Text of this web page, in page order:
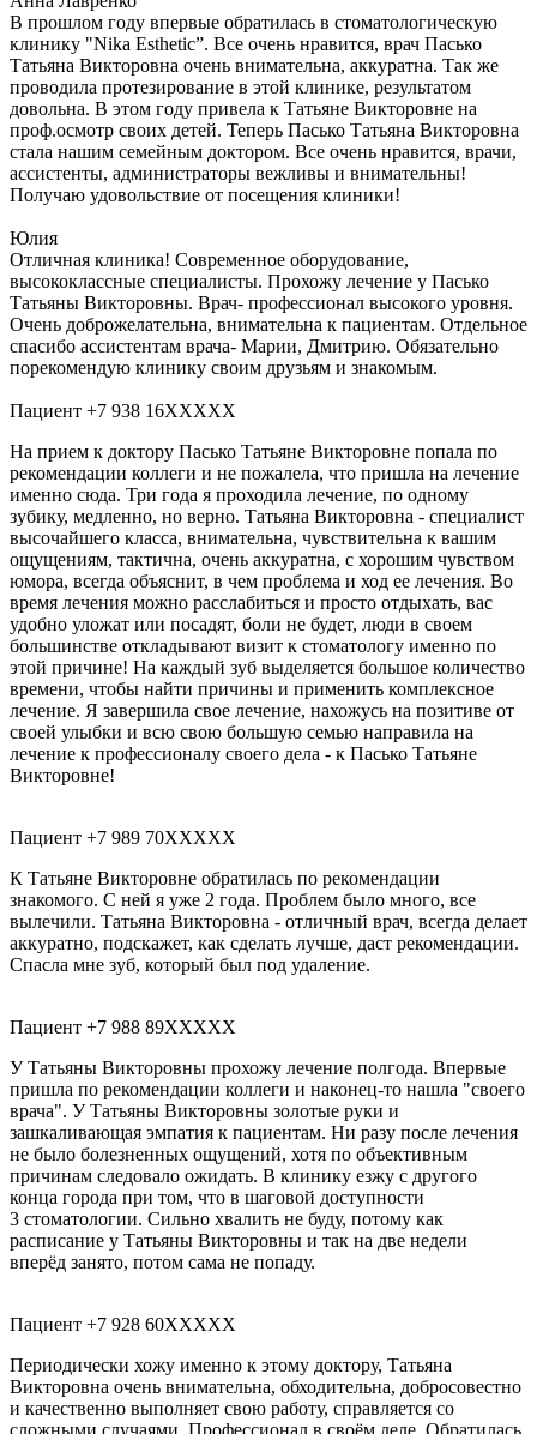
В прошлом году впервые обратилась в стоматологическую
клинику "Nika Esthetic”. Все очень нравится, врач Пасько
Татьяна Викторовна очень внимательна, аккуратна. Так же
проводила протезирование в этой клинике, результатом
довольна. В этом году привела к Татьяне Викторовне на
проф.осмотр своих детей. Теперь Пасько Татьяна Викторовна
стала нашим семейным доктором. Все очень нравится, врачи,
ассистенты, администраторы вежливы и внимательны!
Получаю удовольствие от посещения клиники!
Юлия
Отличная клиника! Современное оборудование,
высококлассные специалисты. Прохожу лечение у Пасько
Татьяны Викторовны. Врач- профессионал высокого уровня.
Очень доброжелательна, внимательна к пациентам. Отдельное
спасибо ассистентам врача- Марии, Дмитрию. Обязательно
порекомендую клинику своим друзьям и знакомым.
Пациент +7 938 16XXXXX
На прием к доктору Пасько Татьяне Викторовне попала по
рекомендации коллеги и не пожалела, что пришла на лечение
именно сюда. Три года я проходила лечение, по одному
зубику, медленно, но верно. Татьяна Викторовна - специалист
высочайшего класса, внимательна, чувствительна к вашим
ощущениям, тактична, очень аккуратна, с хорошим чувством
юмора, всегда объяснит, в чем проблема и ход ее лечения. Во
время лечения можно расслабиться и просто отдыхать, вас
удобно уложат или посадят, боли не будет, люди в своем
большинстве откладывают визит к стоматологу именно по
этой причине! На каждый зуб выделяется большое количество
времени, чтобы найти причины и применить комплексное
лечение. Я завершила свое лечение, нахожусь на позитиве от
своей улыбки и всю свою большую семью направила на
лечение к профессионалу своего дела - к Пасько Татьяне
Викторовне!
Пациент +7 989 70XXXXX
К Татьяне Викторовне обратилась по рекомендации
знакомого. С ней я уже 2 года. Проблем было много, все
вылечили. Татьяна Викторовна - отличный врач, всегда делает
аккуратно, подскажет, как сделать лучше, даст рекомендации.
Спасла мне зуб, который был под удаление.
Пациент +7 988 89XXXXX
У Татьяны Викторовны прохожу лечение полгода. Впервые
пришла по рекомендации коллеги и наконец-то нашла "своего
врача". У Татьяны Викторовны золотые руки и
зашкаливающая эмпатия к пациентам. Ни разу после лечения
не было болезненных ощущений, хотя по объективным
причинам следовало ожидать. В клинику езжу с другого
конца города при том, что в шаговой доступности
3 стоматологии​. Сильно хвалить не буду, потому как
расписание у Татьяны Викторовны и так на две недели
вперёд занято, потом сама не попаду.
Пациент +7 928 60XXXXX
Периодически хожу именно к этому доктору, Татьяна
Викторовна очень внимательна, обходительна, добросовестно
и качественно выполняет свою работу, справляется со
сложными случаями. Профессионал в своём деле. Обратилась